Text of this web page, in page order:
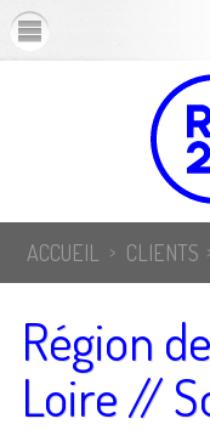
ACCUEIL CLIENTS
Région
Loire //